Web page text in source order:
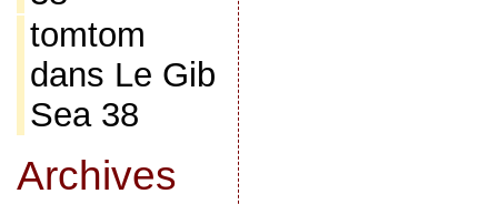
tomtom
dans Le Gib
Sea 38
Archives